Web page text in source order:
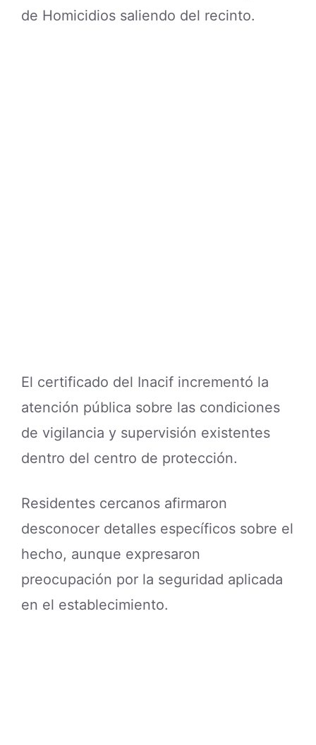
de Homicidios saliendo del recinto.
El certificado del Inacif incrementó la
atención pública sobre las condiciones
de vigilancia y supervisión existentes
dentro del centro de protección.
Residentes cercanos afirmaron
desconocer detalles específicos sobre el
hecho, aunque expresaron
preocupación por la seguridad aplicada
en el establecimiento.